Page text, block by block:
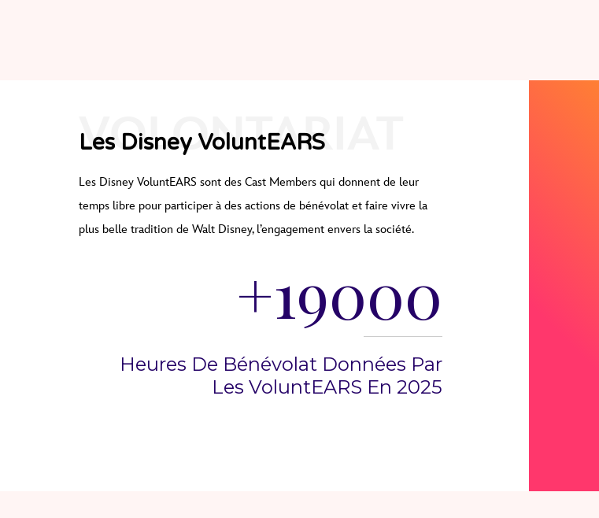
VOLONTARIAT
Les Disney VoluntEARS
Les Disney VoluntEARS sont des Cast Members qui donnent de leur
temps libre pour participer à des actions de bénévolat et faire vivre la
plus belle tradition de Walt Disney, l’engagement envers la société.
+19000
Heures De Bénévolat Données Par
Les VoluntEARS En 2025